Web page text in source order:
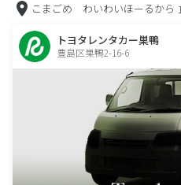
こまごめ わいわいほーるから
トヨタレンタカー巣鴨
豊島区巣鴨2-16-6